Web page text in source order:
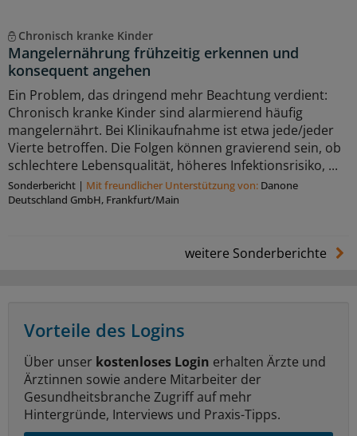
Chronisch kranke Kinder
Mangelernährung frühzeitig erkennen und
konsequent angehen
Ein Problem, das dringend mehr Beachtung verdient:
Chronisch kranke Kinder sind alarmierend häufig
mangelernährt. Bei Klinikaufnahme ist etwa jede/jeder
Vierte betroffen. Die Folgen können gravierend sein, ob
schlechtere Lebensqualität, höheres Infektionsrisiko, ...
Sonderbericht | Mit freundlicher Unterstützung von: Danone
Deutschland GmbH, Frankfurt/Main
weitere Sonderberichte
Vorteile des Logins
Über unser kostenloses Login erhalten Ärzte und
Ärztinnen sowie andere Mitarbeiter der
Gesundheitsbranche Zugriff auf mehr
Hintergründe, Interviews und Praxis-Tipps.